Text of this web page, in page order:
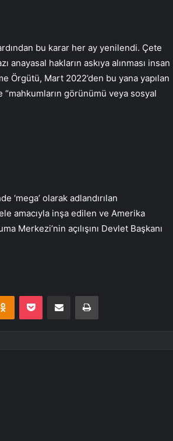
bu karar her ay yenilendi. Çete
anayasal hakların askıya alınması insan
Örgütü, Mart 2022’den bu yana yapılan
“mahkumların görünümü veya sosyal
‘mega’ olarak adlandırılan
amacıyla inşa edilen ve Amerika
Merkezi’nin açılışını Devlet Başkanı
Odnoklassniki
Pocket E-Posta ile paylaş Yazdır